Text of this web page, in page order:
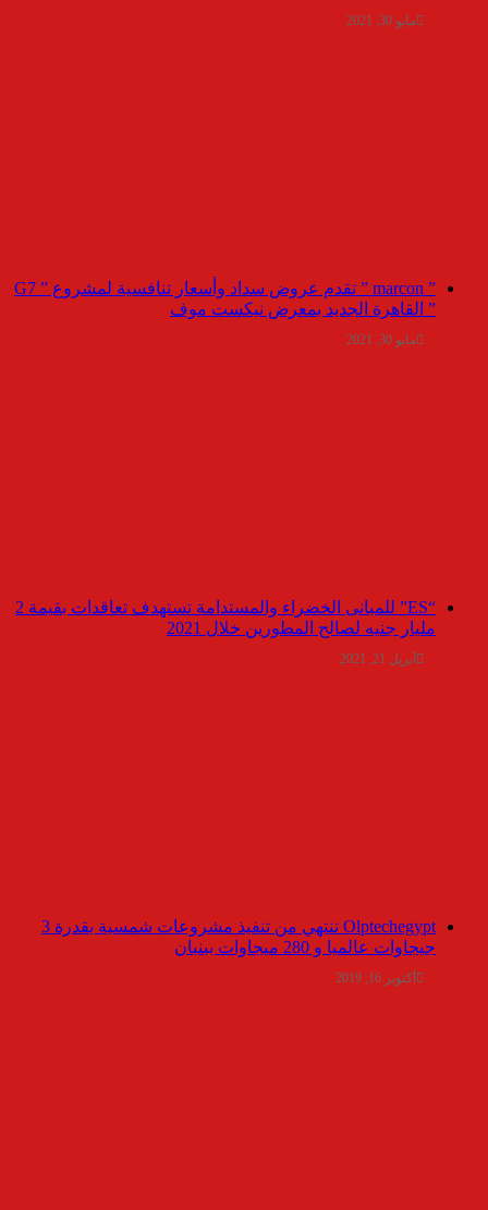
مايو 30, 2021
” marcon ” تقدم عروض سداد وأسعار تنافسية لمشروع ” G7
” القاهرة الجديد بمعرض نيكست موف
مايو 30, 2021
“ES” للمبانى الخضراء والمستدامة تستهدف تعاقدات بقيمة 2
مليار جنيه لصالح المطورين خلال 2021
أبريل 21, 2021
Olptechegypt تنتهي من تنفيذ مشروعات شمسية بقدرة 3
جيجاوات عالميا و 280 ميجاوات ببنبان
أكتوبر 16, 2019